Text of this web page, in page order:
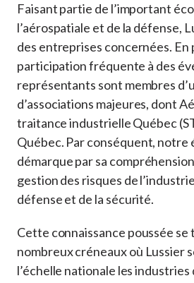
Faisant partie de l’important
l’aérospatiale et de la défense,
des entreprises concernées. En
participation fréquente à des
représentants sont membres
d’associations majeures, dont
traitance industrielle Québec
Québec. Par conséquent, notre
démarque par sa
gestion des risques de
défense et de la sécurité.
Cette connaissance poussée se
nombreux créneaux où Lussier
l’échelle nationale les industries